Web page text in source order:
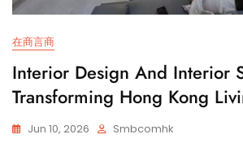
在商言商
Interior Design And Interior
Transforming Hong Kong
Jun 10, 2026 Smbcomhk